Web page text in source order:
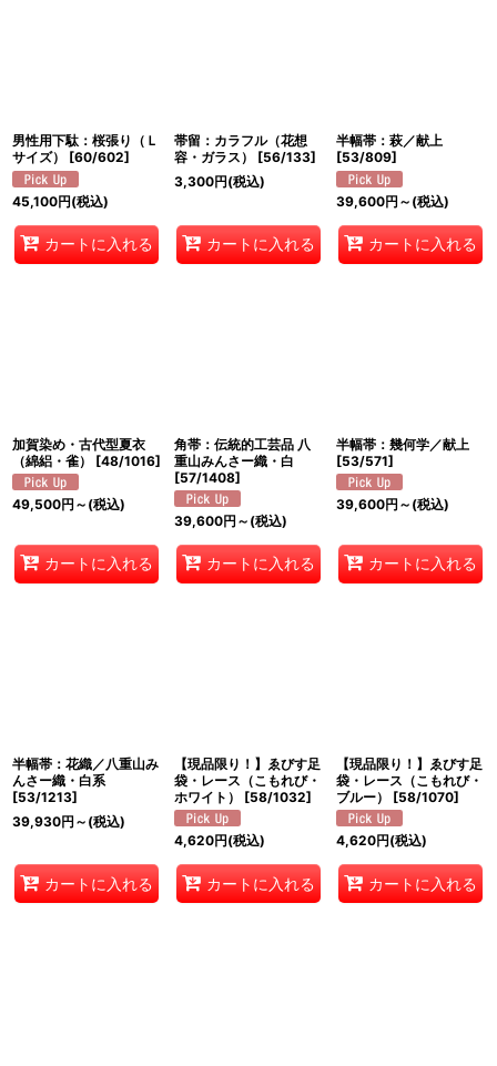
男性用下駄：桜張り（Ｌ
サイズ）
[60/602]
45,100円(税込)
カートに入れる
帯留：カラフル（花想
容・ガラス）
[56/133]
3,300円(税込)
カートに入れる
半幅帯：萩／献上
[53/809]
39,600円 ～ (税込)
カートに入れる
加賀染め・古代型夏衣
（綿絽・雀）
[48/1016]
49,500円 ～ (税込)
カートに入れる
角帯：伝統的工芸品 八
重山みんさー織・白
[57/1408]
39,600円 ～ (税込)
カートに入れる
半幅帯：幾何学／献上
[53/571]
39,600円 ～ (税込)
カートに入れる
半幅帯：花織／八重山み
んさー織・白系
[53/1213]
39,930円 ～ (税込)
カートに入れる
【現品限り！】ゑびす足
袋・レース（こもれび・
ホワイト）
[58/1032]
4,620円(税込)
カートに入れる
【現品限り！】ゑびす足
袋・レース（こもれび・
ブルー）
[58/1070]
4,620円(税込)
カートに入れる